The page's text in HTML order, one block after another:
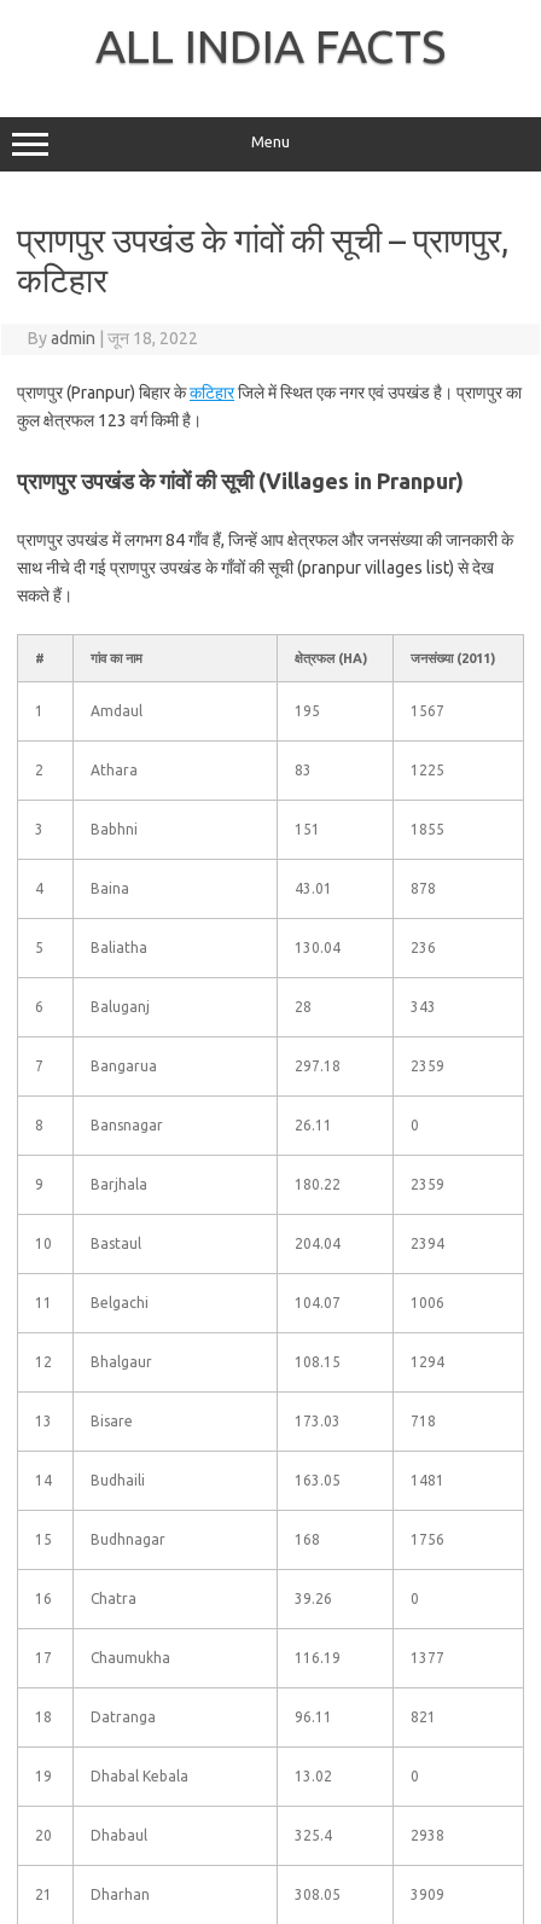
ALL INDIA FACTS
Menu
प्राणपुर उपखंड के गांवों की सूची – प्राणपुर,
कटिहार
Byadmin जून 18, 2022
प्राणपुर (Pranpur) बिहार केकटिहारजिले में स्थित एक नगर एवं उपखंड है। प्राणपुर का
कुल क्षेत्रफल 123 वर्ग किमी है।
प्राणपुर उपखंड के गांवों की सूची (Villages in Pranpur)
प्राणपुर उपखंड में लगभग 84 गाँव हैं, जिन्हें आप क्षेत्रफल और जनसंख्या की जानकारी के
साथ नीचे दी गई प्राणपुर उपखंड के गाँवों की सूची (pranpur villages list) से देख
सकते हैं।
# गांव का नाम क्षेत्रफल (HA) जनसंख्या (2011)
1 Amdaul 195 1567
2 Athara 83 1225
3 Babhni 151 1855
4 Baina 43.01 878
5 Baliatha 130.04 236
6 Baluganj 28 343
7 Bangarua 297.18 2359
8 Bansnagar 26.11 0
9 Barjhala 180.22 2359
10 Bastaul 204.04 2394
11 Belgachi 104.07 1006
12 Bhalgaur 108.15 1294
13 Bisare 173.03 718
14 Budhaili 163.05 1481
15 Budhnagar 168 1756
16 Chatra 39.26 0
17 Chaumukha 116.19 1377
18 Datranga 96.11 821
19 Dhabal Kebala 13.02 0
20 Dhabaul 325.4 2938
21 Dharhan 308.05 3909